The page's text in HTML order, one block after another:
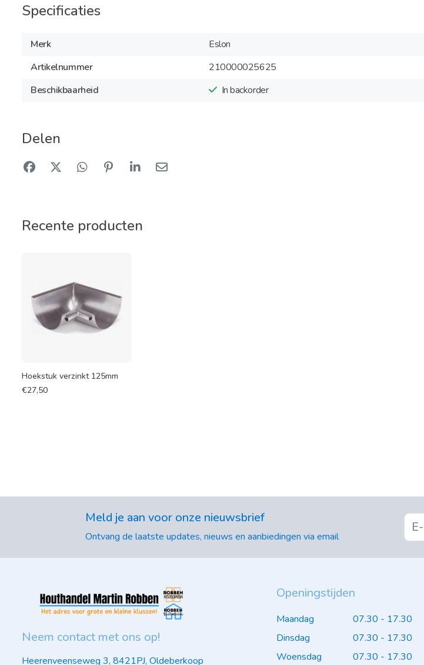
Specificaties
Merk
Eslon
Artikelnummer
210000025625
Beschikbaarheid
In backorder
Delen
Recente producten
Hoekstuk verzinkt 125mm
€27,50
Meld je aan voor onze nieuwsbrief
Ontvang de laatste updates, nieuws en aanbiedingen via email
Neem contact met ons op!
Heerenveenseweg 3, 8421PJ, Oldeberkoop
Openingstijden
Maandag
07.30 - 17.30
Dinsdag
07.30 - 17.30
Woensdag
07.30 - 17.30